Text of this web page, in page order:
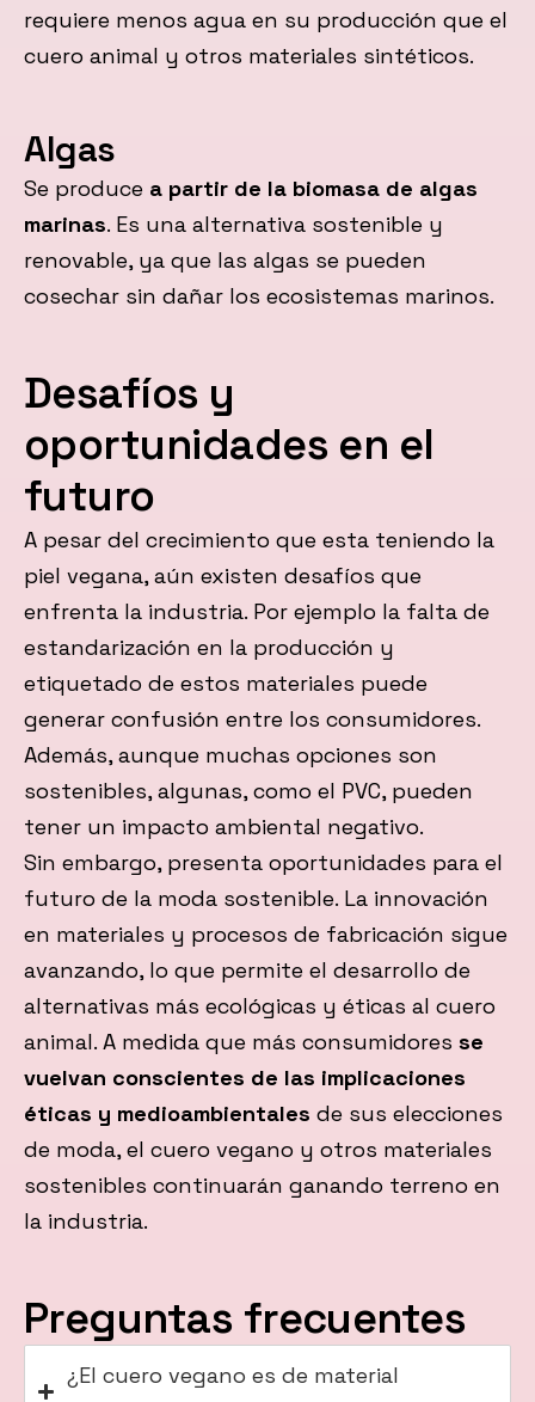
requiere menos agua en su producción que el
cuero animal y otros materiales sintéticos.
Algas
Se produce a partir de la biomasa de algas
marinas. Es una alternativa sostenible y
renovable, ya que las algas se pueden
cosechar sin dañar los ecosistemas marinos.
Desafíos y
oportunidades en el
futuro
A pesar del crecimiento que esta teniendo la
piel vegana, aún existen desafíos que
enfrenta la industria. Por ejemplo la falta de
estandarización en la producción y
etiquetado de estos materiales puede
generar confusión entre los consumidores.
Además, aunque muchas opciones son
sostenibles, algunas, como el PVC, pueden
tener un impacto ambiental negativo.
Sin embargo, presenta oportunidades para el
futuro de la moda sostenible. La innovación
en materiales y procesos de fabricación sigue
avanzando, lo que permite el desarrollo de
alternativas más ecológicas y éticas al cuero
animal. A medida que más consumidores se
vuelvan conscientes de las implicaciones
éticas y medioambientales de sus elecciones
de moda, el cuero vegano y otros materiales
sostenibles continuarán ganando terreno en
la industria.
Preguntas frecuentes
¿El cuero vegano es de material